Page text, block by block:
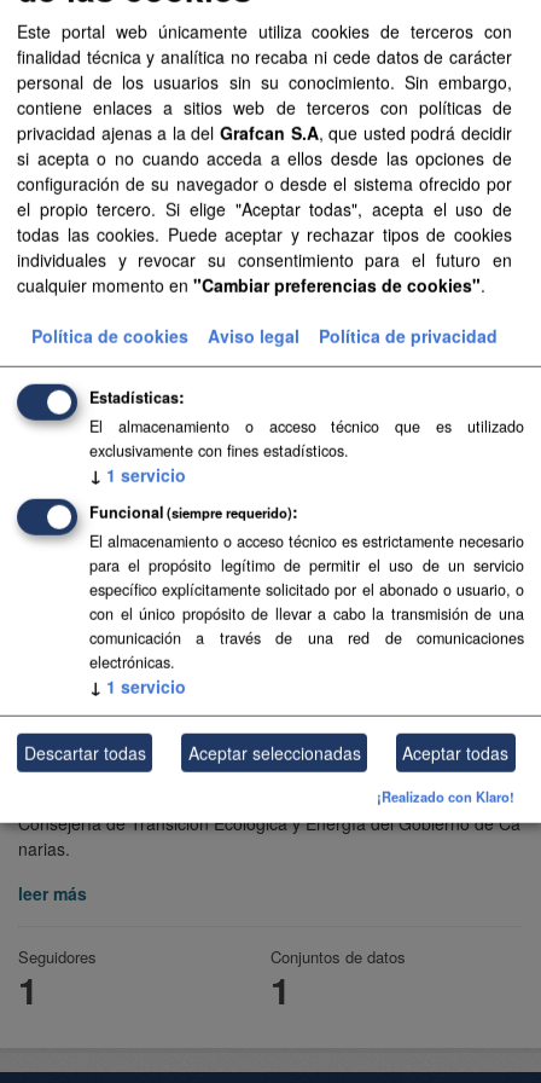
Consejería de Transición Ecológica y Energía del Gobierno de Ca
narias.
leer más
Seguidores
1
Conjuntos de datos
1
Formatos: SHP TIFF
Grupos:
Medio ambiente
Organizaciones:
Transición Ecológica y Energía
Filtrar Resultados
Atlas Climático de Canarias - Canarias
Información del Atlas Climático de Canarias que ha sido
elaborado para todas las islas en su conjunto. Los mapas
asociados a las variables climáticas se encuentran
TIFF
Este portal web únicamente utiliza cookies de terceros con
finalidad técnica y analítica no recaba ni cede datos de carácter
personal de los usuarios sin su conocimiento. Sin embargo,
contiene enlaces a sitios web de terceros con políticas de
privacidad ajenas a la del Grafcan S.A, que usted podrá decidir
si acepta o no cuando acceda a ellos desde las opciones de
configuración de su navegador o desde el sistema ofrecido por
el propio tercero. Si elige "Aceptar todas", acepta el uso de
todas las cookies. Puede aceptar y rechazar tipos de cookies
individuales y revocar su consentimiento para el futuro en
cualquier momento en "Cambiar preferencias de cookies".
Política de cookies Aviso legal Política de privacidad
Estadísticas
El almacenamiento o acceso técnico que es utilizado
exclusivamente con fines estadísticos.
↓ 1 servicio
Funcional (siempre requerido)
El almacenamiento o acceso técnico es estrictamente necesario
para el propósito legítimo de permitir el uso de un servicio
específico explícitamente solicitado por el abonado o usuario, o
con el único propósito de llevar a cabo la transmisión de una
comunicación a través de una red de comunicaciones
electrónicas.
↓ 1 servicio
Descartar todas Aceptar seleccionadas Aceptar todas
¡Realizado con Klaro!